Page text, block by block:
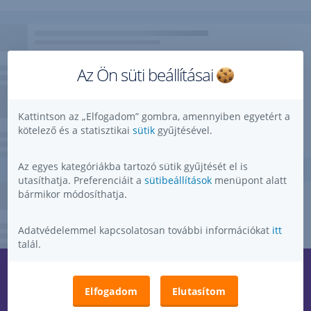
Kérdése, ötlete, kérése, észrevétele van?
Megnyitás
Az Ön süti beállításai
Kattintson az „Elfogadom” gombra, amennyiben egyetért a
kötelező és a statisztikai sütik gyűjtésével.
Az egyes kategóriákba tartozó sütik gyűjtését el is
utasíthatja. Preferenciáit a sütibeállítások menüpont alatt
bármikor módosíthatja.
Adatvédelemmel kapcsolatosan további információkat itt
talál.
Elfogadom Elutasítom